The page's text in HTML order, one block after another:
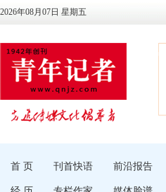
2026年08月07日 星期五
首 页 刊首快语 前沿报告